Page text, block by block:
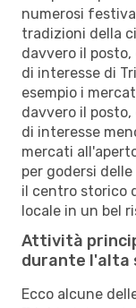
numerosi
tradizioni della
davvero il
di interesse di
esempio i
davvero il
di interesse
mercati
per godersi
il centro storico
locale in un bel
Attività
durante l'alta
Ecco alcune